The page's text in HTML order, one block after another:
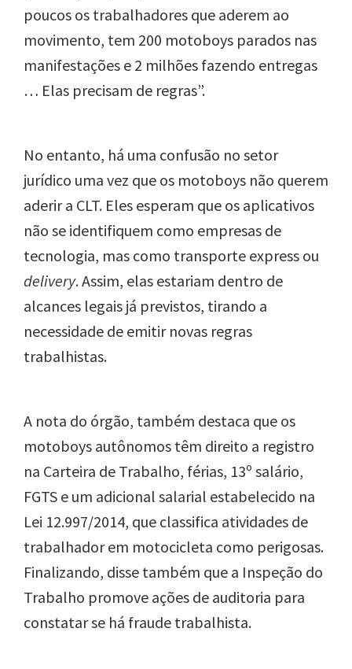
poucos os trabalhadores que aderem ao
movimento, tem 200 motoboys parados nas
manifestações e 2 milhões fazendo entregas
… Elas precisam de regras”.
No entanto, há uma confusão no setor
jurídico uma vez que os motoboys não querem
aderir a CLT. Eles esperam que os aplicativos
não se identifiquem como empresas de
tecnologia, mas como transporte express ou
delivery. Assim, elas estariam dentro de
alcances legais já previstos, tirando a
necessidade de emitir novas regras
trabalhistas.
A nota do órgão, também destaca que os
motoboys autônomos têm direito a registro
na Carteira de Trabalho, férias, 13º salário,
FGTS e um adicional salarial estabelecido na
Lei 12.997/2014, que classifica atividades de
trabalhador em motocicleta como perigosas.
Finalizando, disse também que a Inspeção do
Trabalho promove ações de auditoria para
constatar se há fraude trabalhista.